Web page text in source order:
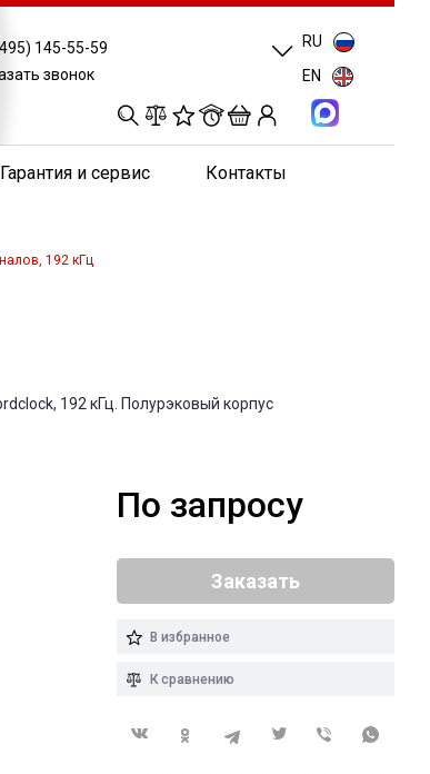
145-55-59
звонок
0
RU
EN
Гарантия и сервис Контакты
192 кГц
192 кГц. Полурэковый корпус
По запросу
Заказать
В избранное
К сравнению